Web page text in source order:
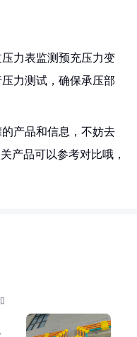
力表监测预充压力变
力测试，确保承压部
产品和信息，不妨去
产品可以参考对比哦，